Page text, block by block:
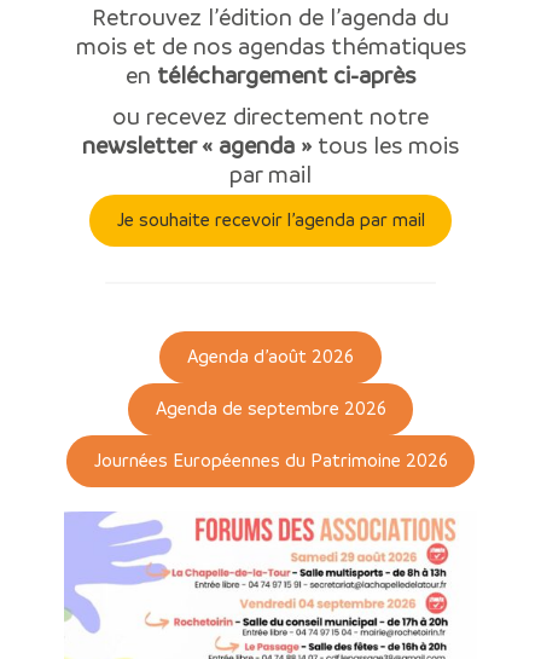
Retrouvez l’édition de l’agenda du
mois et de nos agendas thématiques
en téléchargement ci-après
ou recevez directement notre
newsletter « agenda » tous les mois
par mail
Je souhaite recevoir l’agenda par mail
Agenda d’août 2026
Agenda de septembre 2026
Journées Européennes du Patrimoine 2026